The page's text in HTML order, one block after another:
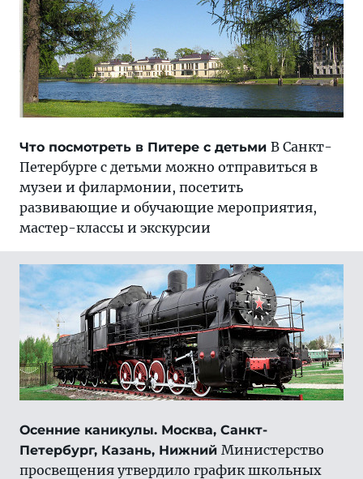
Что посмотреть в Питере с детьми В Санкт-
Петербурге с детьми можно отправиться в
музеи и филармонии, посетить
развивающие и обучающие мероприятия,
мастер-классы и экскурсии
Осенние каникулы. Москва, Санкт-
Петербург, Казань, Нижний Министерство
просвещения утвердило график школьных